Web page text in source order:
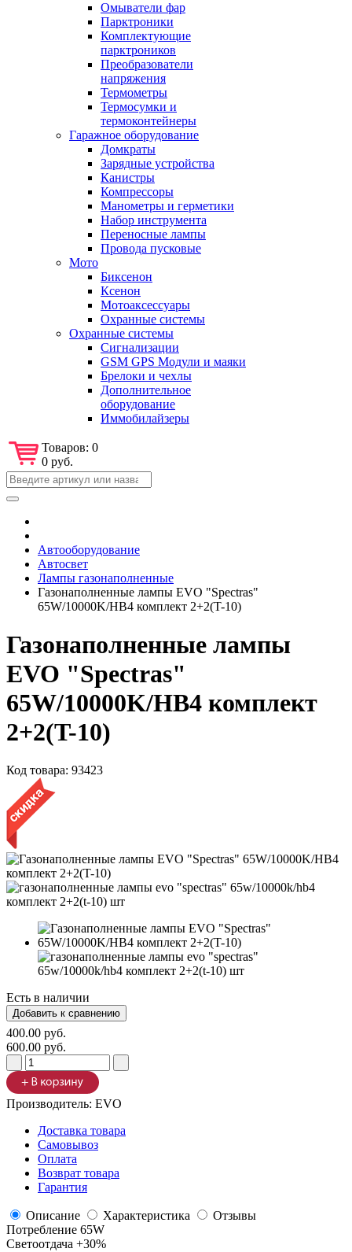
Омыватели фар
Парктроники
Комплектующие
парктроников
Преобразователи
напряжения
Термометры
Термосумки и
термоконтейнеры
Гаражное оборудование
Домкраты
Зарядные устройства
Канистры
Компрессоры
Манометры и герметики
Набор инструмента
Переносные лампы
Провода пусковые
Мото
Биксенон
Ксенон
Мотоаксессуары
Охранные системы
Охранные системы
Сигнализации
GSM GPS Модули и маяки
Брелоки и чехлы
Дополнительное
оборудование
Иммобилайзеры
Товаров: 0
0 руб.
Автооборудование
Автосвет
Лампы газонаполненные
Газонаполненные лампы EVO "Spectras"
65W/10000K/HB4 комплект 2+2(T-10)
Газонаполненные лампы
EVO "Spectras"
65W/10000K/HB4 комплект
2+2(T-10)
Код товара: 93423
Есть в наличии
400.00 руб.
600.00 руб.
Производитель: EVO
Доставка товара
Самовывоз
Оплата
Возврат товара
Гарантия
Описание Характеристика
Отзывы
Потребление 65W
Светоотдача +30%